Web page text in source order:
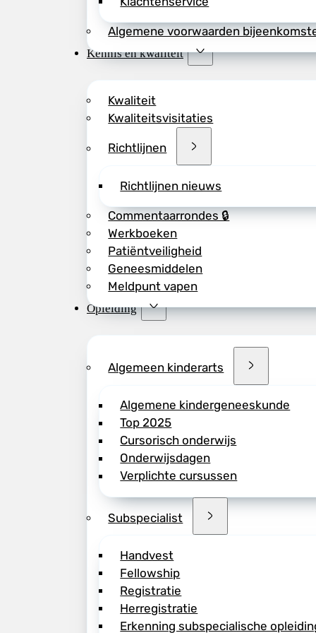
Algemene voorwaarden
Kennis en kwaliteit
Kwaliteit
Kwaliteitsvisitaties
Richtlijnen
Richtlijnen nieuws
Commentaarrondes 🔒
Werkboeken
Patiëntveiligheid
Geneesmiddelen
Meldpunt vapen
Opleiding
Algemeen kinderarts
Algemene kindergeneeskunde
Top 2025
Cursorisch onderwijs
Onderwijsdagen
Verplichte cursussen
Subspecialist
Handvest
Fellowship
Registratie
Herregistratie
Erkenning subspecialische